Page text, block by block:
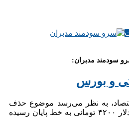
سودمند مدبران:
و بورس
به نظر می‌رسد موضوع حذف
ارز دولتی بر مبنای دلار ۴۲۰۰ تومانی به خط پایان رسیده